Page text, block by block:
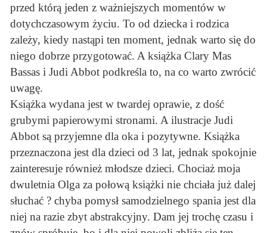
przed którą jeden z ważniejszych momentów w
dotychczasowym życiu. To od dziecka i rodzica
zależy, kiedy nastąpi ten moment, jednak warto się do
niego dobrze przygotować. A książka Clary Mas
Bassas i Judi Abbot podkreśla to, na co warto zwrócić
uwagę.
Książka wydana jest w twardej oprawie, z dość
grubymi papierowymi stronami. A ilustracje Judi
Abbot są przyjemne dla oka i pozytywne. Książka
przeznaczona jest dla dzieci od 3 lat, jednak spokojnie
zainteresuje również młodsze dzieci. Chociaż moja
dwuletnia Olga za połową książki nie chciała już dalej
słuchać ? chyba pomysł samodzielnego spania jest dla
niej na razie zbyt abstrakcyjny. Dam jej trochę czasu i